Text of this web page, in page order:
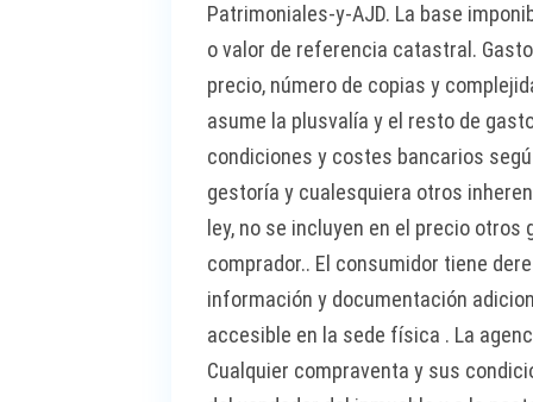
Patrimoniales-y-AJD. La base
o valor de referencia catastral.
precio, número de copias y
asume la plusvalía y el resto de
condiciones y costes bancarios
gestoría y cualesquiera otros
ley, no se incluyen en el precio
comprador.. El consumidor tiene
información y documentación
accesible en la sede física . La
Cualquier compraventa y sus